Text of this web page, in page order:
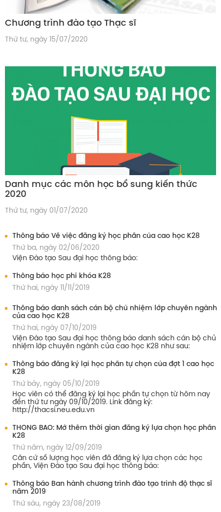
Chương trình đào tạo Thạc sĩ
Thứ tư, ngày 15/07/2020
Danh mục các môn học bổ sung kiến thức
2020
Thứ tư, ngày 01/07/2020
Thông báo Về việc đăng ký học phần của cao học K28
Thứ ba, ngày 02/06/2020
Viện Đào tạo Sau đại học thông báo:
Thông báo học phí khóa K28
Thứ hai, ngày 11/11/2019
Thông báo danh sách cán bộ chủ nhiệm lớp chuyên ngành
của cao học K28
Thứ hai, ngày 07/10/2019
Viện Đào tạo Sau đại học thông báo danh sách cán bộ chủ
nhiệm lớp chuyên ngành của cao học K28 như sau:
Thông báo đăng ký lại học phần tự chọn của đợt 1 cao học
K28
Thứ bảy, ngày 05/10/2019
Học viên có thể đăng ký lại học phần tự chọn từ hôm nay
đến thứ tư ngày 09/10/2019. Link đăng ký:
http://thacsi.neu.edu.vn
THÔNG BÁO: Mở thêm thời gian đăng ký lựa chọn học phần
K28
Thứ năm, ngày 12/09/2019
Căn cứ số lượng học viên đã đăng ký lựa chọn các học
phần, Viện Đào tạo Sau đại học thông báo:
Thông báo Ban hành chương trình đào tạo trình độ thạc sĩ
năm 2019
Thứ sáu, ngày 23/08/2019